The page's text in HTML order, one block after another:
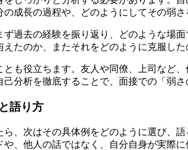
成長の過程や、どのようにしてその弱
過去の経験を振り返り、どのような場
たのか、またそれをどのように克服し
も役立ちます。友人や同僚、上司など
分析を徹底することで、面接での「弱
語り方
、次はその具体例をどのように選び、
、他人の話ではなく、自分自身が実際